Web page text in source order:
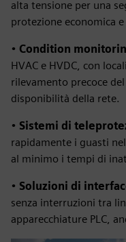
alta tensione per una
protezione economica
• Condition
HVAC e HVDC, con
rilevamento precoce
disponibilità della rete.
• Sistemi di
rapidamente i guasti
al minimo i tempi di
• Soluzioni di
senza interruzioni tra
apparecchiature PLC,